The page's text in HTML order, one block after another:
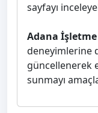
sayfayı
Adana
deneyimlerine
güncellenerek
sunmayı